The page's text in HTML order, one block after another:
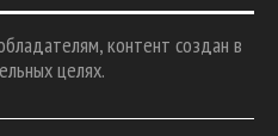
контент создан в
целях.